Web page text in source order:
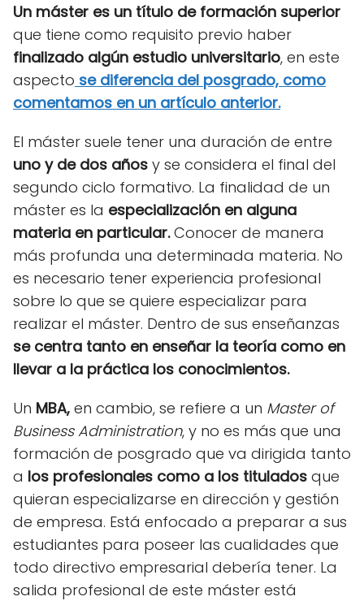
Un máster es un título de formación superior
que tiene como requisito previo haber
finalizado algún estudio universitario, en este
aspecto se diferencia del posgrado, como
comentamos en un artículo anterior.
El máster suele tener una duración de entre
uno y de dos años y se considera el final del
segundo ciclo formativo. La finalidad de un
máster es la especialización en alguna
materia en particular.Conocer de manera
más profunda una determinada materia. No
es necesario tener experiencia profesional
sobre lo que se quiere especializar para
realizar el máster. Dentro de sus enseñanzas
se centra tanto en enseñar la teoría como en
llevar a la práctica los conocimientos.
Un MBA, en cambio, se refiere a un Master of
Business Administration, y no es más que una
formación de posgrado que va dirigida tanto
a los profesionales como a los titulados que
quieran especializarse en dirección y gestión
de empresa. Está enfocado a preparar a sus
estudiantes para poseer las cualidades que
todo directivo empresarial debería tener. La
salida profesional de este máster está